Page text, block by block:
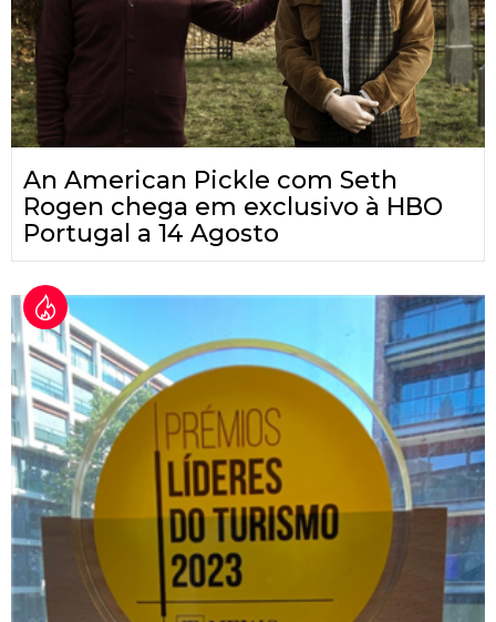
An American Pickle com Seth
Rogen chega em exclusivo à HBO
Portugal a 14 Agosto